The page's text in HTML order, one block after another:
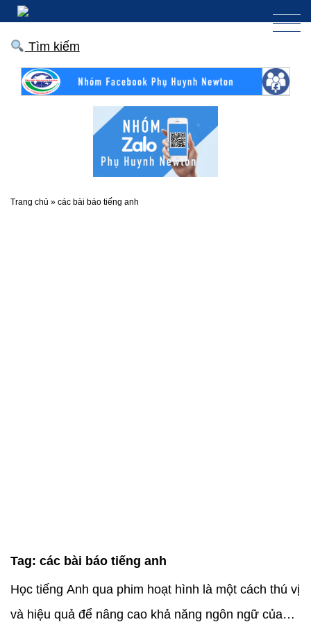
Tìm kiếm
Trang chủ » các bài báo tiếng anh
Tag: các bài báo tiếng anh
Học tiếng Anh qua phim hoạt hình là một cách thú vị
và hiệu quả để nâng cao khả năng ngôn ngữ của